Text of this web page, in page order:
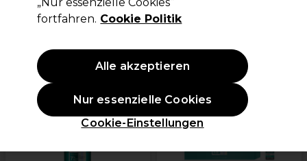
Filters
weitere
Optionen
verfügbar
fortfahren. Cookie Politik
Cookie-Einstellungen
Nur essenzielle Cookies
Alle akzeptieren